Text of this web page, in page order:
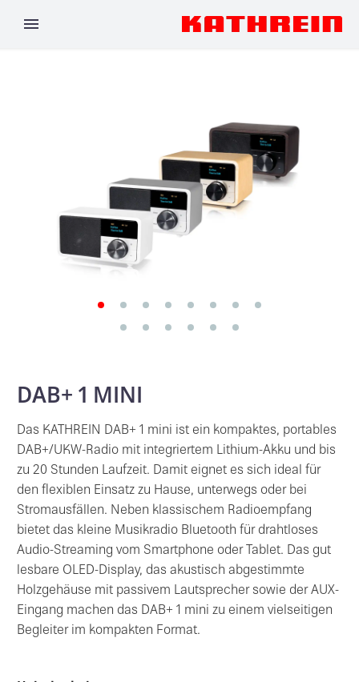
DAB+ 1 MINI
Das KATHREIN DAB+ 1 mini ist ein kompaktes, portables
DAB+/UKW-Radio mit integriertem Lithium-Akku und bis
zu 20 Stunden Laufzeit. Damit eignet es sich ideal für
den flexiblen Einsatz zu Hause, unterwegs oder bei
Stromausfällen. Neben klassischem Radioempfang
bietet das kleine Musikradio Bluetooth für drahtloses
Audio-Streaming vom Smartphone oder Tablet. Das gut
lesbare OLED-Display, das akustisch abgestimmte
Holzgehäuse mit passivem Lautsprecher sowie der AUX-
Eingang machen das DAB+ 1 mini zu einem vielseitigen
Begleiter im kompakten Format.